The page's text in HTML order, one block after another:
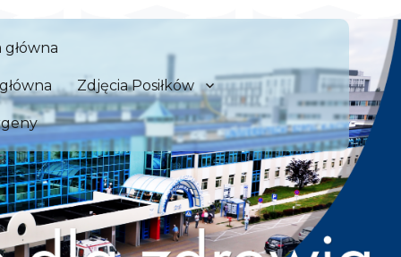
Kliniczny we
zdrowia
główna
Zdjęcia Posiłków